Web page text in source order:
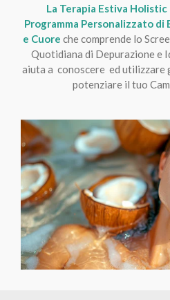
La Terapia Estiva
Programma Personalizzato di
e Cuore checomprende lo
Quotidiana di Depurazione e
aiuta a conoscere ed utilizzare
potenziare il tuo